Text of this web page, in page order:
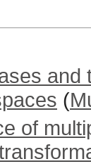
and
(
of